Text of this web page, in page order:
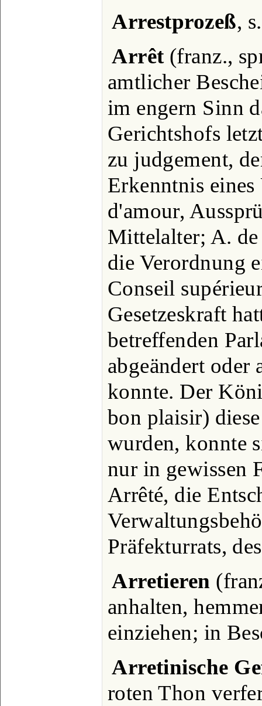
Arrestprozeß,
Arrêt(franz.,
amtlicher
im engern Sinn
Gerichtshofs
zu judgement,
Erkenntnis
d'amour,
Mittelalter; A. de
die Verordnung
Conseil
Gesetzeskraft
betreffenden
abgeändert oder
konnte. Der
bon plaisir)
wurden, konnte
nur in gewissen
Arrêté, die
Präfekturrats,
Arretieren
anhalten,
einziehen; in
Arretinische
roten Thon